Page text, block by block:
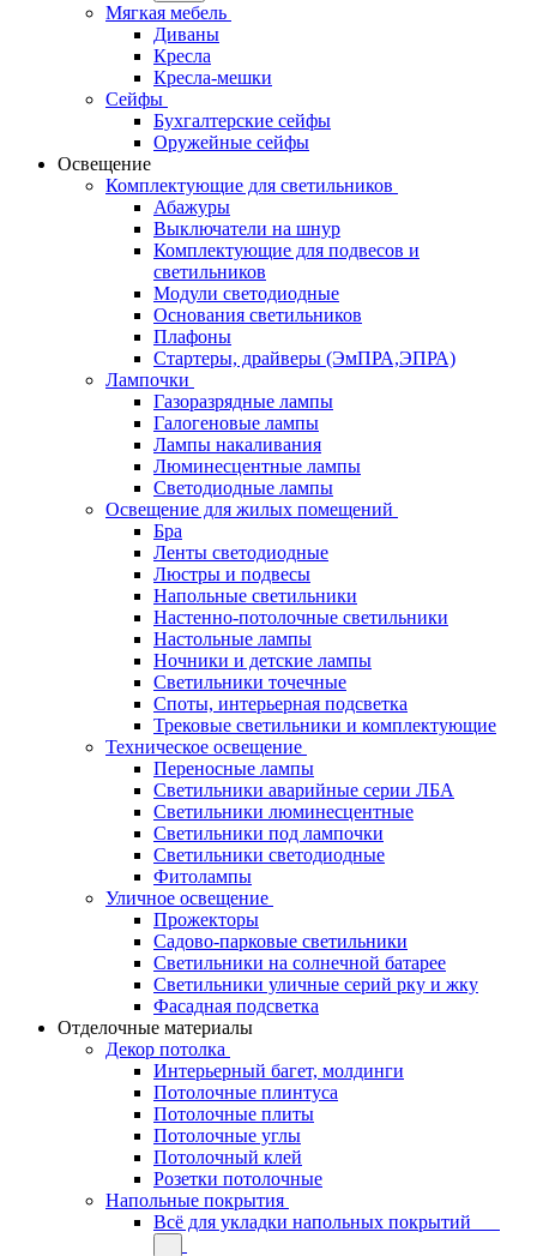
Мягкая мебель
Диваны
Кресла
Кресла-мешки
Сейфы
Бухгалтерские сейфы
Оружейные сейфы
Освещение
Комплектующие для светильников
Абажуры
Выключатели на шнур
Комплектующие для подвесов и
светильников
Модули светодиодные
Основания светильников
Плафоны
Стартеры, драйверы (ЭмПРА,ЭПРА)
Лампочки
Газоразрядные лампы
Галогеновые лампы
Лампы накаливания
Люминесцентные лампы
Светодиодные лампы
Освещение для жилых помещений
Бра
Ленты светодиодные
Люстры и подвесы
Напольные светильники
Настенно-потолочные светильники
Настольные лампы
Ночники и детские лампы
Светильники точечные
Споты, интерьерная подсветка
Трековые светильники и комплектующие
Техническое освещение
Переносные лампы
Светильники аварийные серии ЛБА
Светильники люминесцентные
Светильники под лампочки
Светильники светодиодные
Фитолампы
Уличное освещение
Прожекторы
Садово-парковые светильники
Светильники на солнечной батарее
Светильники уличные серий рку и жку
Фасадная подсветка
Отделочные материалы
Декор потолка
Интерьерный багет, молдинги
Потолочные плинтуса
Потолочные плиты
Потолочные углы
Потолочный клей
Розетки потолочные
Напольные покрытия
Всё для укладки напольных покрытий